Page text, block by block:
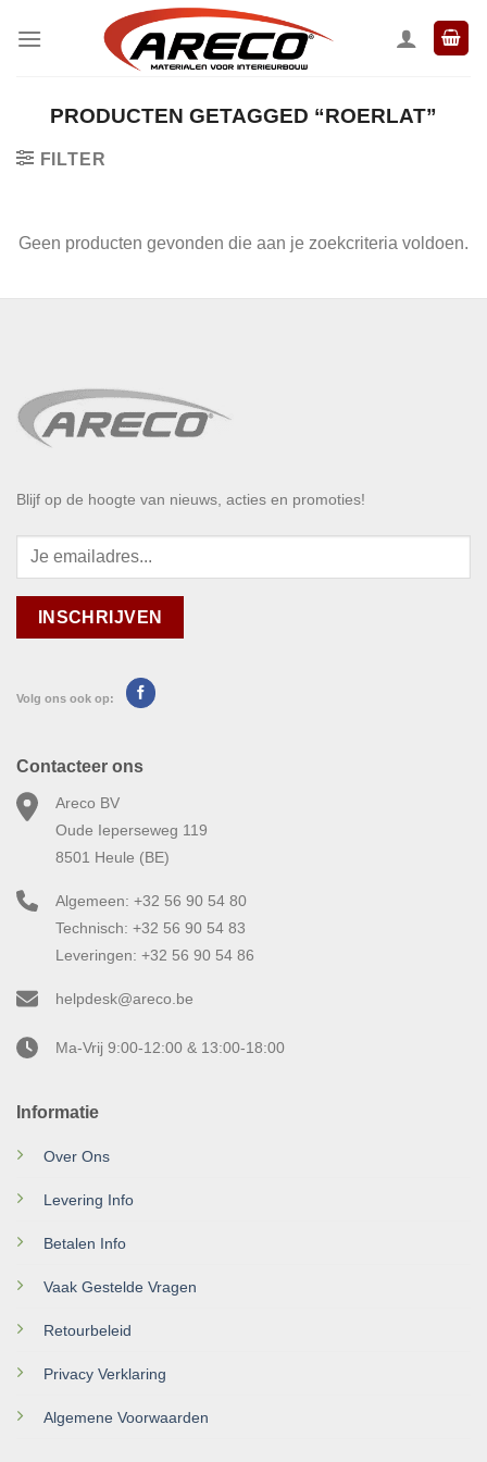
naar
PRODUCTEN GETAGGED “ROERLAT”
FILTER
Geen producten gevonden die aan je zoekcriteria voldoen.
Blijf op de hoogte van nieuws, acties en promoties!
Volg ons ook op:
Informatie
Over Ons
Levering Info
Betalen Info
Vaak Gestelde Vragen
Retourbeleid
Privacy Verklaring
Algemene Voorwaarden
Contacteer ons
Areco BV
Oude Ieperseweg 119
8501 Heule (BE)
Algemeen: +32 56 90 54 80
Technisch: +32 56 90 54 83
Leveringen: +32 56 90 54 86
helpdesk@areco.be
Ma-Vrij 9:00-12:00 & 13:00-18:00